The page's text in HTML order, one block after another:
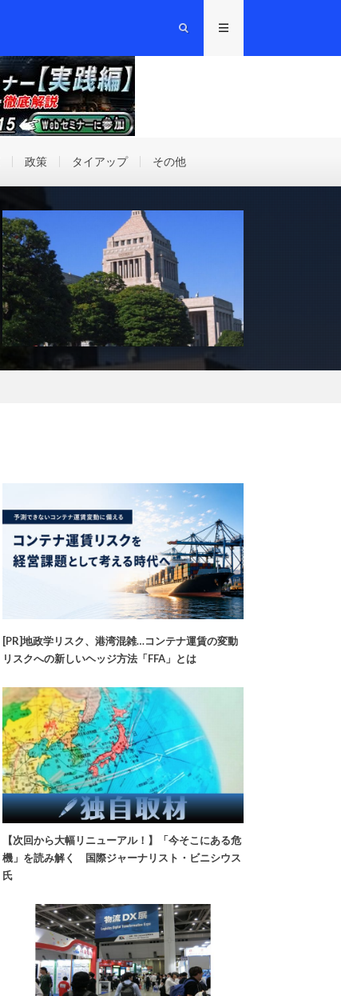
政策 タイアップ その他
[PR]地政学リスク、港湾混雑…コンテナ運賃の変動
リスクへの新しいヘッジ方法「FFA」とは
【次回から大幅リニューアル！】「今そこにある危
機」を読み解く 国際ジャーナリスト・ビニシウス
氏